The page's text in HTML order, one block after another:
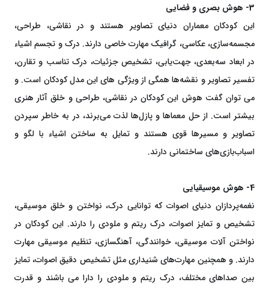
3- هوش بصری و فضایی
این کودکان معماران دنیای تصاویر هستند و در نقاشی، طراحی،
مجسمه‌سازی، عکاسی، گرافیک مهارت خاصی دارند. درک و تجسم اشیاء
در ابعاد سه‌بعدی، جهت‌یابی، تشخیص جزئیات، درک تناسب و تقارن،
تفسیر تصاویر و نقشه‌ها همگی از ویژگی های این مدل کودکان است. و
می توان گفت هوش این کودکان در نقاشی، طراحی و خلق آثار هنری
بیشتر است. از حل معماها و پازل‌ها لذت می‌برند، در به خاطر سپردن
تصاویر و مسیرها قوی هستند و تمایل به ساختن اشیاء با لگو و
اسباب‌بازی‌های ساختمانی دارند.
4- هوش موسیقیایی
نغمه‌پردازان دنیای اصوات که توانایی درک، نواختن و خلق موسیقی،
تشخیص و تمایز اصوات، درک ریتم و ملودی را دارند. این کودکان در
نواختن آلات موسیقی، خوانندگی، آهنگسازی، تنظیم موسیقی مهارت
دارند. و همچنین مهارت‌های شنیداری مثل تشخیص دقیق اصوات، تمایز
بین صداهای مختلف، درک ریتم و ملودی را دارا می باشند و قدرت